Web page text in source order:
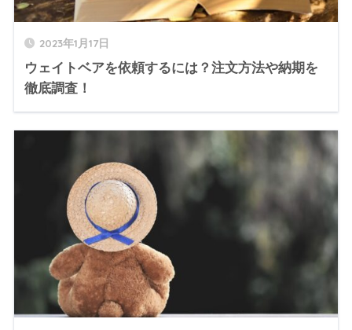
2023年1月17日
ウェイトベアを依頼するには？注文方法や納期を
徹底調査！